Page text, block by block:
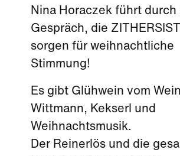
Nina Horaczek führt durch
Gespräch, die
sorgen für weihnachtliche
Stimmung!
Es gibt Glühwein vom
Wittmann, Kekserl und
Weihnachtsmusik.
Der Reinerlös und die